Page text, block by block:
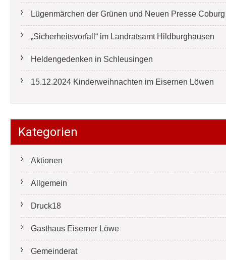
Lügenmärchen der Grünen und Neuen Presse
„Sicherheitsvorfall“ im Landratsamt Hildburghausen
Heldengedenken in Schleusingen
15.12.2024 Kinderweihnachten im Eisernen Löwen
Kategorien
Aktionen
Allgemein
Druck18
Gasthaus Eiserner Löwe
Gemeinderat